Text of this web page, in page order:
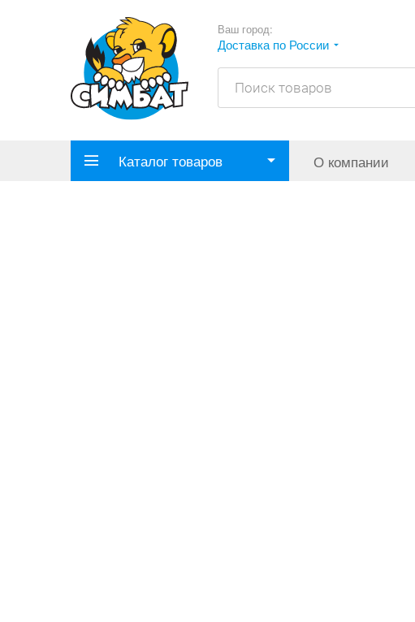
Ваш город:
Доставка по России
Каталог товаров О компании